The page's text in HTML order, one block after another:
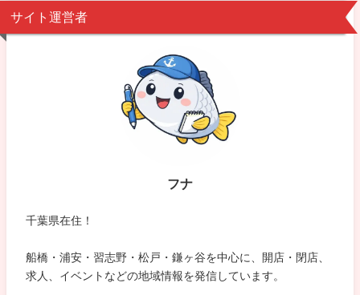
サイト運営者
フナ
千葉県在住！
船橋・浦安・習志野・松戸・鎌ヶ谷を中心に、開店・閉店、
求人、イベントなどの地域情報を発信しています。